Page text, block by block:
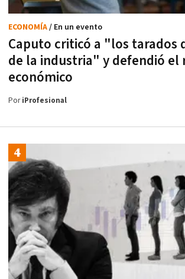
Caputo criticó a "los tarados
de la industria" y defendió el
económico
ECONOMÍA/ En un evento
PoriProfesional